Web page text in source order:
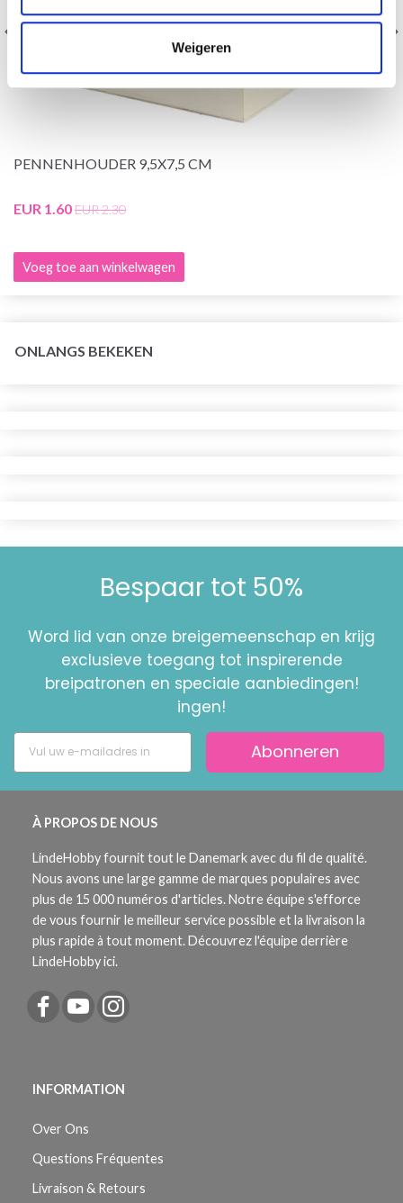
Weigeren
PENNENHOUDER 9,5X7,5 CM
EUR 1.60EUR 2.30
Voeg toe aan winkelwagen
ONLANGS BEKEKEN
Bespaar tot 50%
Word lid van onze breigemeenschap en krijg
exclusieve toegang tot inspirerende
breipatronen en speciale aanbiedingen!
ingen!
Abonneren
À PROPOS DE NOUS
LindeHobby fournit tout le Danemark avec du fil de qualité.
Nous avons une large gamme de marques populaires avec
plus de 15 000 numéros d'articles. Notre équipe s'efforce
de vous fournir le meilleur service possible et la livraison la
plus rapide à tout moment. Découvrez l'équipe derrière
LindeHobby ici.
INFORMATION
Over Ons
Questions Fréquentes
Livraison & Retours